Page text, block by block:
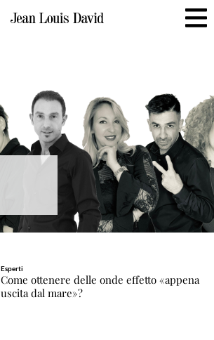
Esperti
Come ottenere delle onde effetto «appena
uscita dal mare»?